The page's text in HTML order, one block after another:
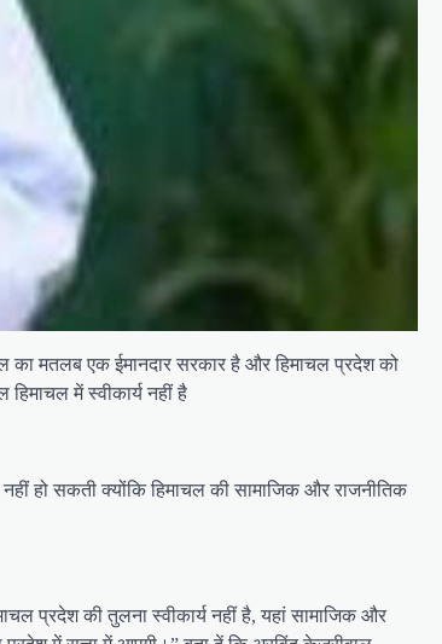
का मतलब एक ईमानदार सरकार है और हिमाचल प्रदेश को
में स्वीकार्य नहीं है
हो सकती क्योंकि हिमाचल की सामाजिक और राजनीतिक
प्रदेश की तुलना स्वीकार्य नहीं है, यहां सामाजिक और